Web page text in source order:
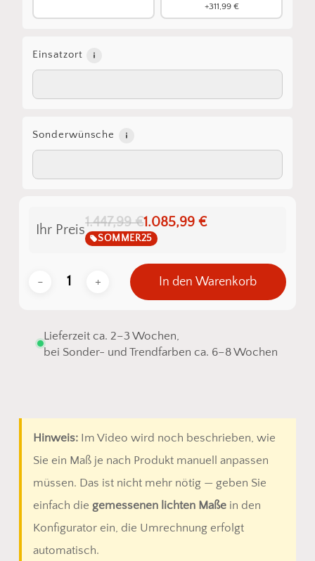
+311,99 €
Einsatzort
Sonderwünsche
Ihr Preis1.447,99 €1.085,99 €
SOMMER25
In den Warenkorb
Lieferzeit ca. 2–3 Wochen,
bei Sonder- und Trendfarben ca. 6–8 Wochen
Hinweis:Im Video wird noch beschrieben, wie
Sie ein Maß je nach Produkt manuell anpassen
müssen. Das ist nicht mehr nötig — geben Sie
einfach die gemessenen lichten Maßein den
Konfigurator ein, die Umrechnung erfolgt
automatisch.